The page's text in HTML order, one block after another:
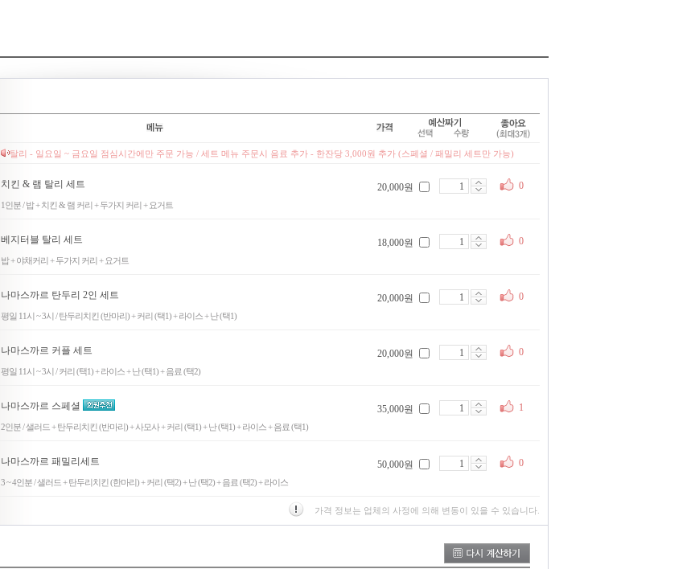
탈리 - 일요일 ~ 금요일 점심시간에만 주문 가능 / 세트 메뉴 주문시 음료 추가 - 한잔당 3,000원 추가 (스페셜 / 패밀리 세트만 가능)
치킨 & 램 탈리 세트
1인분 / 밥 + 치킨 & 램 커리 + 두가지 커리 + 요거트
20,000원 0
베지터블 탈리 세트
밥 + 야채커리 + 두가지 커리 + 요거트
18,000원 0
나마스까르 탄두리 2인 세트
평일 11시 ~ 3시 / 탄두리치킨 (반마리) + 커리 (택1) + 라이스 + 난 (택1)
20,000원 0
나마스까르 커플 세트
평일 11시 ~ 3시 / 커리 (택1) + 라이스 + 난 (택1) + 음료 (택2)
20,000원 0
나마스까르 스페셜
2인분 / 샐러드 + 탄두리치킨 (반마리) + 사모사 + 커리 (택1) + 난 (택1) + 라이스 + 음료 (택1)
35,000원 1
나마스까르 패밀리세트
3 ~ 4인분 / 샐러드 + 탄두리치킨 (한마리) + 커리 (택2) + 난 (택2) + 음료 (택2) + 라이스
50,000원 0
가격 정보는 업체의 사정에 의해 변동이 있을 수 있습니다.